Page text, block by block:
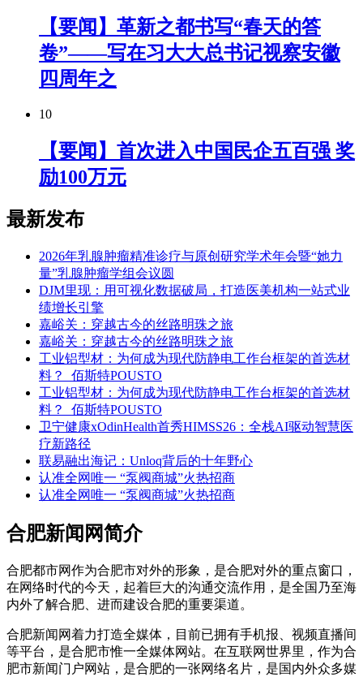
【要闻】革新之都书写“春天的答
卷”——写在习大大总书记视察安徽
四周年之
10
【要闻】首次进入中国民企五百强 奖
励100万元
最新发布
2026年乳腺肿瘤精准诊疗与原创研究学术年会暨“她力
量”乳腺肿瘤学组会议圆
DJM里现：用可视化数据破局，打造医美机构一站式业
绩增长引擎
嘉峪关：穿越古今的丝路明珠之旅
嘉峪关：穿越古今的丝路明珠之旅
工业铝型材：为何成为现代防静电工作台框架的首选材
料？_佰斯特POUSTO
工业铝型材：为何成为现代防静电工作台框架的首选材
料？_佰斯特POUSTO
卫宁健康xOdinHealth首秀HIMSS26：全栈AI驱动智慧医
疗新路径
联易融出海记：Unloq背后的十年野心
认准全网唯一 “泵阀商城”火热招商
认准全网唯一 “泵阀商城”火热招商
合肥新闻网简介
合肥都市网作为合肥市对外的形象，是合肥对外的重点窗口，
在网络时代的今天，起着巨大的沟通交流作用，是全国乃至海
内外了解合肥、进而建设合肥的重要渠道。
合肥新闻网着力打造全媒体，目前已拥有手机报、视频直播间
等平台，是合肥市惟一全媒体网站。在互联网世界里，作为合
肥市新闻门户网站，是合肥的一张网络名片，是国内外众多媒